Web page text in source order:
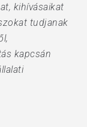
kihívásaikat
tudjanak
kapcsán